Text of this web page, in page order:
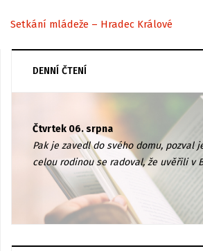
Setkání mládeže – Hradec Králové
DENNÍ ČTENÍ
Čtvrtek 06. srpna
Pak je zavedl do svého domu, pozval
celou rodinou se radoval, že uvěřili v